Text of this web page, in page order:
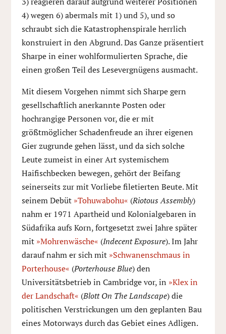
4) wegen 6) abermals mit 1) und 5), und so
schraubt sich die Katastrophenspirale herrlich
konstruiert in den Abgrund. Das Ganze präsentiert
Sharpe in einer wohlformulierten Sprache, die
einen großen Teil des Lesevergnügens ausmacht.
Mit diesem Vorgehen nimmt sich Sharpe gern
gesellschaftlich anerkannte Posten oder
hochrangige Personen vor, die er mit
größtmöglicher Schadenfreude an ihrer eigenen
Gier zugrunde gehen lässt, und da sich solche
Leute zumeist in einer Art systemischem
Haifischbecken bewegen, gehört der Beifang
seinerseits zur mit Vorliebe filetierten Beute. Mit
seinem Debüt »Tohuwabohu« (Riotous Assembly)
nahm er 1971 Apartheid und Kolonialgebaren in
Südafrika aufs Korn, fortgesetzt zwei Jahre später
mit »Mohrenwäsche« (Indecent Exposure). Im Jahr
darauf nahm er sich mit »Schwanenschmaus in
Porterhouse« (Porterhouse Blue) den
Universitätsbetrieb in Cambridge vor, in »Klex in
der Landschaft« (Blott On The Landscape) die
politischen Verstrickungen um den geplanten Bau
eines Motorways durch das Gebiet eines Adligen.